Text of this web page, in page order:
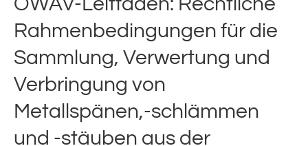
Rahmenbedingungen für die
Sammlung, Verwertung und
Verbringung von
Metallspänen,-schlämmen
und -stäuben aus der